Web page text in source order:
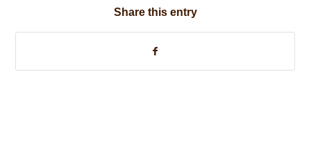
Share this entry